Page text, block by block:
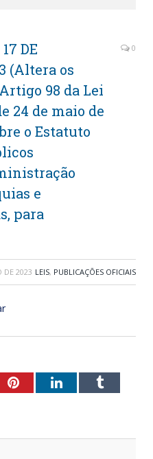
DE
(Altera os
98 da Lei
24 de maio de
o Estatuto
e
para
0
DE 2023 LEIS, PUBLICAÇÕES OFICIAIS
PinterestLinkedInTumblr